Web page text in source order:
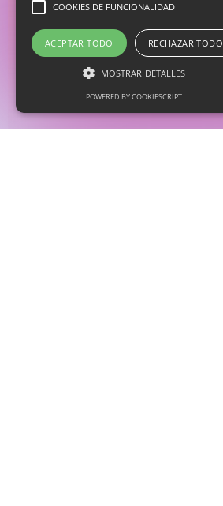
COOKIES DE FUNCIONALIDAD
ACEPTAR TODO RECHAZAR TODO
MOSTRAR DETALLES
POWERED BY COOKIESCRIPT